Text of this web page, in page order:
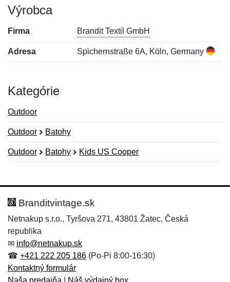
Výrobca
Firma Brandit Textil GmbH
Adresa Spichernstraße 6A, Köln, Germany
Kategórie
Outdoor
Outdoor Batohy
Outdoor Batohy Kids US Cooper
Hodnotenie:
Meno:*
Meno:
E-mail:*
Branditvintage.sk
Netnakup s.r.o., Tyršova 271, 43801 Žatec, Česká
republika
✉ info@netnakup.sk
☎ +421 222 205 186 (Po-Pi 8:00-16:30)
Kontaktný formulár
Naša predajňa
Náš výdajný box